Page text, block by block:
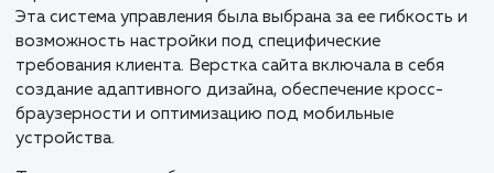
пользовательского опыта.
Создание дизайна в Figma стало следующим
этапом. Работа над визуальной частью сайта
требует тонкого подхода, учитывая специфику
В случае с "СуперБуква", мы акцентировали